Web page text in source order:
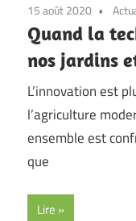
15 août 2020
Quand la
nos jardins
L’innovation est
l’agriculture
ensemble est
que
Lire